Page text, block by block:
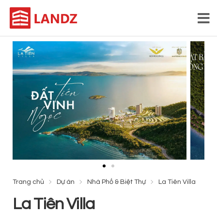
Trang chủ Dự án Nhà Phố & Biệt Thự La Tiên Villa
La Tiên Villa